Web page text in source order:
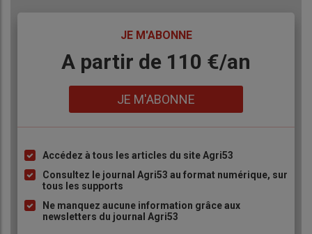
JE M'ABONNE
BodyA partir de 110 €/an
JE M'ABONNE
Liste
à
puce
Accédez à tous les articles du site Agri53
Consultez le journal Agri53 au format numérique, sur
tous les supports
Ne manquez aucune information grâce aux
newsletters du journal Agri53